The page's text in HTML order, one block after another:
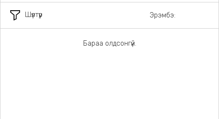
Шүүлтүүр Эрэмбэ:
Бараа олдсонгүй.